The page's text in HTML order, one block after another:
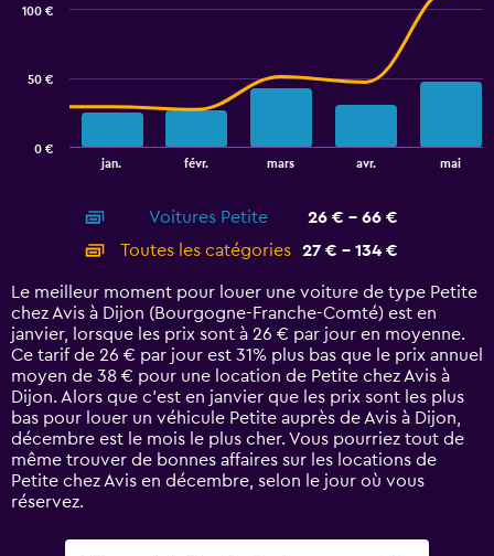
displaying
categories.
14
categories.
The
chart
has
1
Y
axis
displaying
values.
Range:
0
jan. févr. mars avr. mai
0 €
50 €
100 €
Voitures Petite
26 € - 66 €
Toutes les catégories
27 € - 134 €
Le meilleur moment pour louer une voiture de type Petite
chez Avis à Dijon (Bourgogne-Franche-Comté) est en
janvier, lorsque les prix sont à 26 € par jour en moyenne.
Ce tarif de 26 € par jour est 31% plus bas que le prix annuel
moyen de 38 € pour une location de Petite chez Avis à
Dijon. Alors que c’est en janvier que les prix sont les plus
bas pour louer un véhicule Petite auprès de Avis à Dijon,
décembre est le mois le plus cher. Vous pourriez tout de
même trouver de bonnes affaires sur les locations de
Petite chez Avis en décembre, selon le jour où vous
réservez.